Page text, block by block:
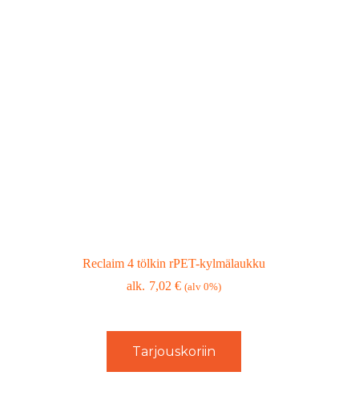
Reclaim 4 tölkin rPET-kylmälaukku
7,02€ (alv 0%)
Tarjouskoriin